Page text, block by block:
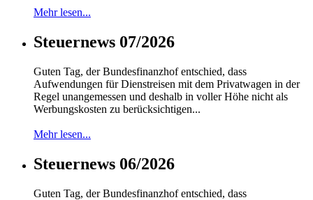
Mehr lesen...
Steuernews 07/2026
Guten Tag, der Bundesfinanzhof entschied, dass
Aufwendungen für Dienstreisen mit dem Privatwagen in der
Regel unangemessen und deshalb in voller Höhe nicht als
Werbungskosten zu berücksichtigen...
Mehr lesen...
Steuernews 06/2026
Guten Tag, der Bundesfinanzhof entschied, dass